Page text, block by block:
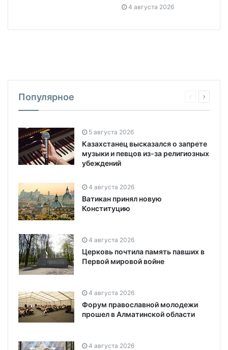
4 августа 2026
Популярное
5 августа 2026
Казахстанец высказался о запрете
музыки и певцов из-за религиозных
убеждений
4 августа 2026
Ватикан принял новую
Конституцию
4 августа 2026
Церковь почтила память павших в
Первой мировой войне
4 августа 2026
Форум православной молодежи
прошел в Алматинской области
4 августа 2026